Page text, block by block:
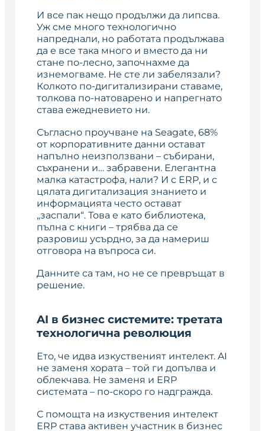
И все пак нещо продължи да липсва.
Уж сме много технологично
напреднали, но работата продължава
да е все така много и вместо да ни
стане по-лесно, започнахме да
изнемогваме. Не сте ли забелязали?
Колкото по-дигитализирани ставаме,
толкова по-натоварено и напрегнато
става ежедневието ни.
Съгласно проучване на Seagate, 68%
от корпоративните данни остават
напълно неизползвани – събирани,
съхранени и… забравени. Елегантна
малка катастрофа, нали? И с ERP, и с
цялата дигитализация знанието и
информацията често остават
„заспали“. Това е като библиотека,
пълна с книги – трябва да се
разровиш усърдно, за да намериш
отговора на въпроса си.
Данните са там, но не се превръщат в
решение.
AI в бизнес системите: третата
технологична революция
Ето, че идва изкуственият интелект. AI
не заменя хората – той ги допълва и
облекчава. Не заменя и ERP
системата – по-скоро го надгражда.
С помощта на изкуствения интелект
ERP става активен участник в бизнес